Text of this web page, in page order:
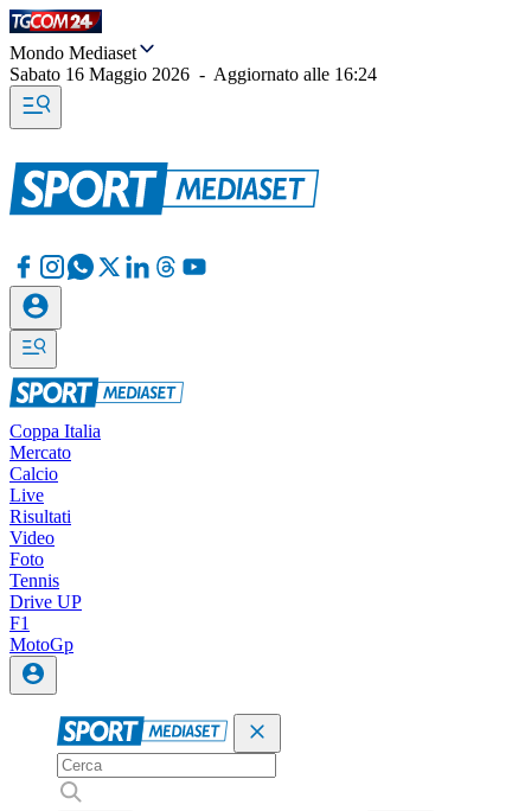
Mondo Mediaset
Sabato 16 Maggio 2026 - Aggiornato alle 16:24
Coppa Italia
Mercato
Calcio
Live
Risultati
Video
Foto
Tennis
Drive UP
F1
MotoGp